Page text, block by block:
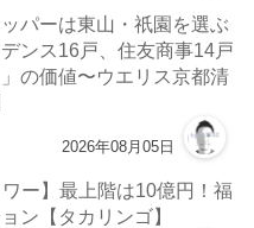
パーは東山・祇園を選ぶ
ンス16戸、住友商事14戸
の価値〜ウエリス京都清
2026年08月05日
ワー】最上階は10億円！福
ン【タカリンゴ】